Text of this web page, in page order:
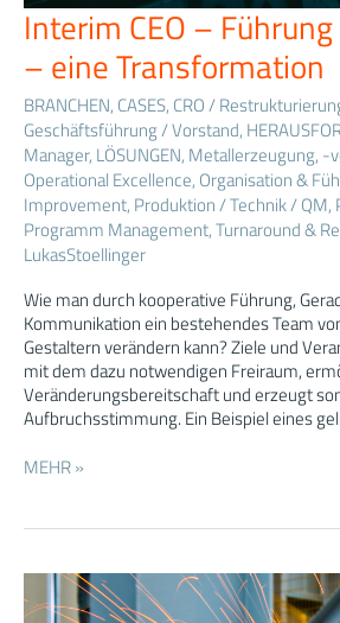
Interim CEO –
– eine Transformation
BRANCHEN, CASES, CRO /
Geschäftsführung / Vorstand,
Manager, LÖSUNGEN, Metallerzeugung, -
Operational Excellence, Organisation &
Improvement, Produktion / Technik / QM,
Programm Management,Turnaround &
LukasStoellinger
Wie man durch kooperative Führung,
Kommunikation ein bestehendes Team
Gestaltern verändern kann? Ziele und
mit dem dazu notwendigen Freiraum,
Veränderungsbereitschaft und erzeugt
Aufbruchsstimmung. Ein Beispiel eines
Interim
CEO
–
mit
Präsenz
–
eine
Transformation
MEHR »